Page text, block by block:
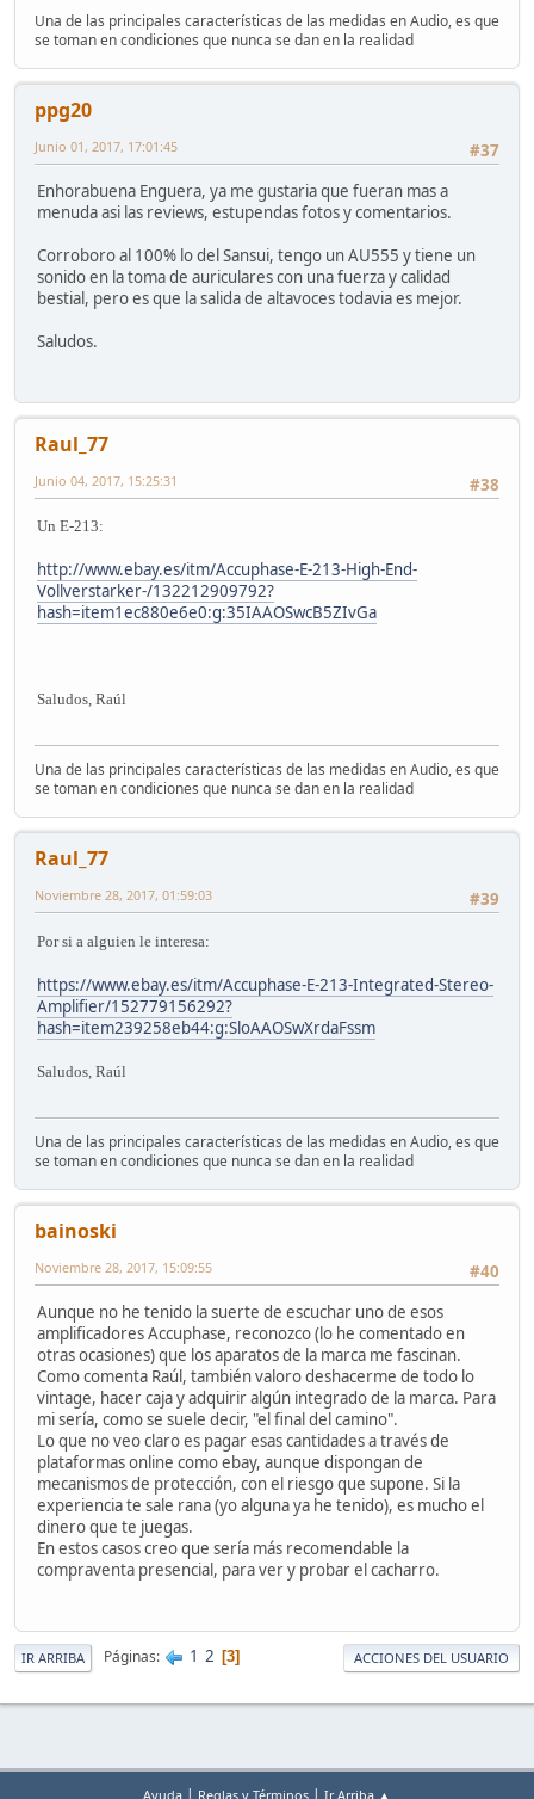
Una de las principales características de las medidas en Audio, es que
se toman en condiciones que nunca se dan en la realidad
ppg20
#37
Junio 01, 2017, 17:01:45
Enhorabuena Enguera, ya me gustaria que fueran mas a
menuda asi las reviews, estupendas fotos y comentarios.
Corroboro al 100% lo del Sansui, tengo un AU555 y tiene un
sonido en la toma de auriculares con una fuerza y calidad
bestial, pero es que la salida de altavoces todavia es mejor.
Saludos.
Raul_77
#38
Junio 04, 2017, 15:25:31
Un E-213:
http://www.ebay.es/itm/Accuphase-E-213-High-End-
Vollverstarker-/132212909792?
hash=item1ec880e6e0:g:35IAAOSwcB5ZIvGa
Saludos, Raúl
Una de las principales características de las medidas en Audio, es que
se toman en condiciones que nunca se dan en la realidad
Raul_77
#39
Noviembre 28, 2017, 01:59:03
Por si a alguien le interesa:
https://www.ebay.es/itm/Accuphase-E-213-Integrated-Stereo-
Amplifier/152779156292?
hash=item239258eb44:g:SloAAOSwXrdaFssm
Saludos, Raúl
Una de las principales características de las medidas en Audio, es que
se toman en condiciones que nunca se dan en la realidad
bainoski
#40
Noviembre 28, 2017, 15:09:55
Aunque no he tenido la suerte de escuchar uno de esos
amplificadores Accuphase, reconozco (lo he comentado en
otras ocasiones) que los aparatos de la marca me fascinan.
Como comenta Raúl, también valoro deshacerme de todo lo
vintage, hacer caja y adquirir algún integrado de la marca. Para
mi sería, como se suele decir, "el final del camino".
Lo que no veo claro es pagar esas cantidades a través de
plataformas online como ebay, aunque dispongan de
mecanismos de protección, con el riesgo que supone. Si la
experiencia te sale rana (yo alguna ya he tenido), es mucho el
dinero que te juegas.
En estos casos creo que sería más recomendable la
compraventa presencial, para ver y probar el cacharro.
IR ARRIBA Páginas 1 2 3 ACCIONES DEL USUARIO
Ayuda | Reglas y Términos | Ir Arriba ▲